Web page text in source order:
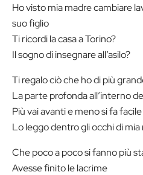
Ho visto mia madre cambiare
suo figlio
Ti ricordi la casa a Torino?
Il sogno di insegnare all’asilo?
Ti regalo ciò che ho di più
La parte profonda all’interno
Più vai avanti e meno si fa facile
Lo leggo dentro gli occhi di mia
Che poco a poco si fanno più
Avesse finito le lacrime